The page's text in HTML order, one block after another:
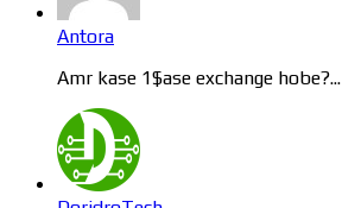
Antora
Amr kase 1$ase exchange hobe?...